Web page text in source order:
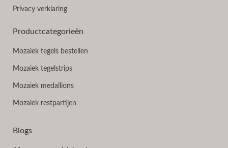
Privacy verklaring
Productcategorieën
Mozaiek tegels bestellen
Mozaiek tegelstrips
Mozaiek medallions
Mozaiek restpartijen
Blogs